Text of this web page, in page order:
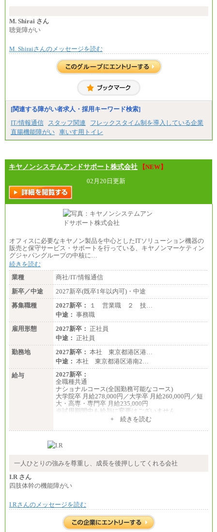
※上記に加え、所定労働時間外に勤務をした場
※試用期間中も給与に変更はございません。
＜募集各社・全職種共通＞
月給21万円以上～
※試用期間中の給与に変更はありません。
ます。
M. Shirai さん
聴覚障がい
M. Shiraiさんのメッセージを読む
[関連する障がい者求人・採用キーワード検索]
IT/情報通信
スタッフ関連
フレックスタイム制を導入している企業
直腸機能障がい 車いす用トイレ
キヤノンシステムアンドサポート株式会社
【NEW】
02月20日更新
オフィスに必要なキヤノン製品を中心としたITソリューション機器の
販売と保守サービス・サポートを行っている、キヤノンマーケティン
グジャパングループの中核に…
続きを読む
業種
商社/IT/情報通信
新卒／中途
2027新卒(既卒1年以内可)・中途
募集職種
2027新卒：
１ 営業職 ２ 技…
中途： 事務職
雇用形態
2027新卒： 正社員
中途： 正社員
勤務地
2027新卒： 本社 東京都港区港…
中途： 本社 東京都港区港南2…
給与
2027新卒：
全職種共通
ナショナルコース(全国勤務可能なコース)
大学院卒 月給278,000円／大学卒 月給260,000円／短
大・高専・専門卒 月給235,000円
※試用期間中も給与に変更はございません
大学院卒 月給264,000円／大学卒 月給250,000円／短
※試用期間中も給与に変更はございません
月給：250,000円～400,000円
+ 続きを読む
一人ひとりの強みを尊重し、成長を後押ししてくれる会社
I.R さん
四肢体幹の機能障がい
I.Rさんのメッセージを読む